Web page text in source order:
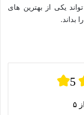
یکی از بهترین های
بداند.
5
از ۵